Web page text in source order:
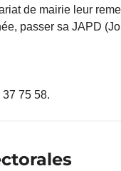
de mairie leur
passer sa JAPD
75 58.